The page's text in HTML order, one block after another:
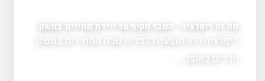
מה זה דיפלציה – הסבר מקיף על ירידת מחירים במשק
דיפלציה היא תופעה כלכלית שבה המחירים במשק
יורדים באופן…
והאתגרים